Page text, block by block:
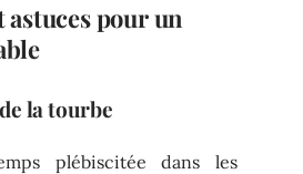
pour un
la tourbe
plébiscitée dans les